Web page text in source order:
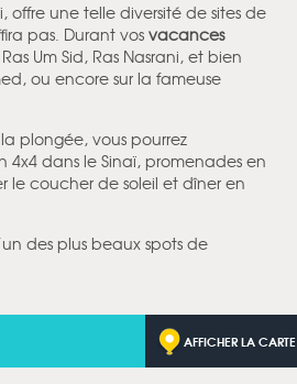
offre une telle diversité de sites de
pas. Durant vos vacances
Um Sid, Ras Nasrani, et bien
ou encore sur la fameuse
plongée, vous pourrez
4x4 dans le Sinaï, promenades en
le coucher de soleil et dîner en
des plus beaux spots de
AFFICHER LA CARTE